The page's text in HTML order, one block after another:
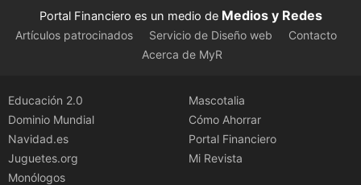
Portal Financiero es un medio de Medios y Redes
Artículos patrocinados Servicio de Diseño web
Contacto
Acerca de MyR
Educación 2.0
Dominio Mundial
Navidad.es
Juguetes.org
Monólogos
Mascotalia
Cómo Ahorrar
Portal Financiero
Mi Revista